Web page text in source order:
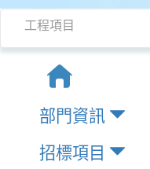
工程項目
部門資訊
招標項目